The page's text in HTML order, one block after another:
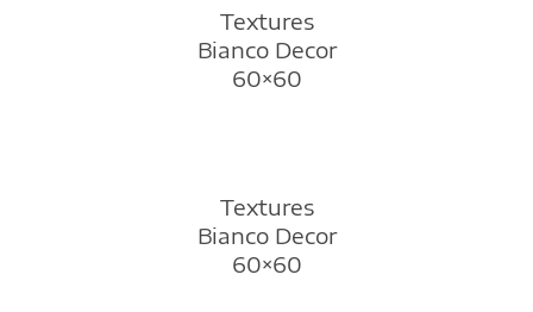
Textures
Bianco Decor
60×60
Textures
Bianco Decor
60×60